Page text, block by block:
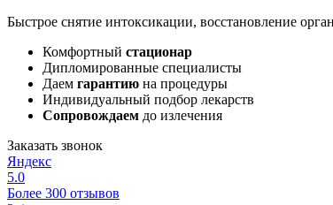
Быстрое снятие интоксикации, восстановление
Комфортный стационар
Дипломированные специалисты
Даем гарантию на процедуры
Индивидуальный подбор лекарств
Сопровождаем до излечения
Заказать звонок
Яндекс
5.0
Более 300 отзывов